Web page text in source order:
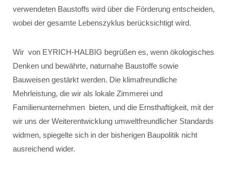
verwendeten Baustoffs wird über die Förderung entscheiden,
wobei der gesamte Lebenszyklus berücksichtigt wird.
Wir von EYRICH-HALBIG begrüßen es, wenn ökologisches
Denken und bewährte, naturnahe Baustoffe sowie
Bauweisen gestärkt werden. Die klimafreundliche
Mehrleistung, die wir als lokale Zimmerei und
Familienunternehmen bieten, und die Ernsthaftigkeit, mit der
wir uns der Weiterentwicklung umweltfreundlicher Standards
widmen, spiegelte sich in der bisherigen Baupolitik nicht
ausreichend wider.